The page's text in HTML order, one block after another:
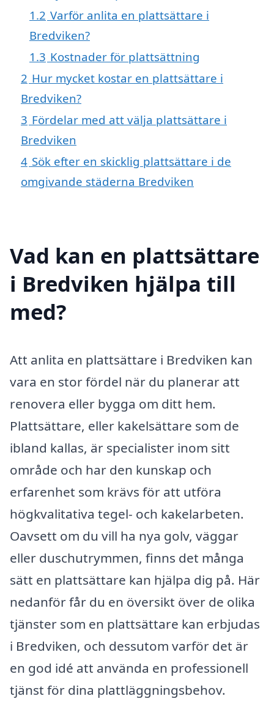
1.2 Varför anlita en plattsättare i
Bredviken?
1.3 Kostnader för plattsättning
2 Hur mycket kostar en plattsättare i
Bredviken?
3 Fördelar med att välja plattsättare i
Bredviken
4 Sök efter en skicklig plattsättare i de
omgivande städerna Bredviken
Vad kan en plattsättare
i Bredviken hjälpa till
med?
Att anlita en plattsättare i Bredviken kan
vara en stor fördel när du planerar att
renovera eller bygga om ditt hem.
Plattsättare, eller kakelsättare som de
ibland kallas, är specialister inom sitt
område och har den kunskap och
erfarenhet som krävs för att utföra
högkvalitativa tegel- och kakelarbeten.
Oavsett om du vill ha nya golv, väggar
eller duschutrymmen, finns det många
sätt en plattsättare kan hjälpa dig på. Här
nedanför får du en översikt över de olika
tjänster som en plattsättare kan erbjudas
i Bredviken, och dessutom varför det är
en god idé att använda en professionell
tjänst för dina plattläggningsbehov.